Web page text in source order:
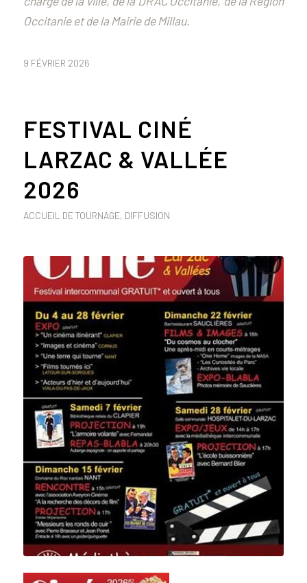
Occitanie et de la Mairie de Millau.
9 FÉVRIER 2026
FESTIVAL CINÉ
LARZAC & VALLÉE
2026
ACCUEIL DE TOURNAGE, DIFFUSION